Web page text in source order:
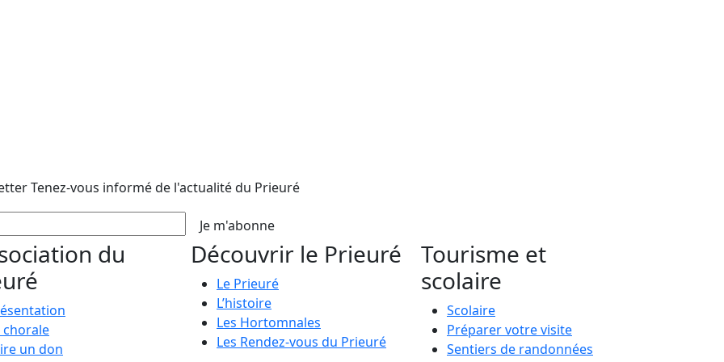
Tenez-vous informé de l'actualité du Prieuré
Je m'abonne
du
chorale
un don
Découvrir le Prieuré
Le Prieuré
L’histoire
Les Hortomnales
Les Rendez-vous du Prieuré
Tourisme et
scolaire
Scolaire
Préparer votre visite
Sentiers de randonnées